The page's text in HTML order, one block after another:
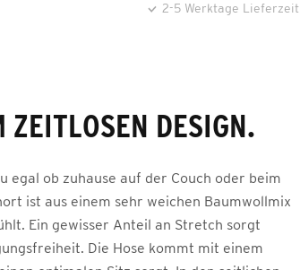
2-5 Werktage Lieferzeit
ZEITLOSEN DESIGN.
egal ob zuhause auf der Couch oder beim
ist aus einem sehr weichen Baumwollmix
Ein gewisser Anteil an Stretch sorgt
Die Hose kommt mit einem